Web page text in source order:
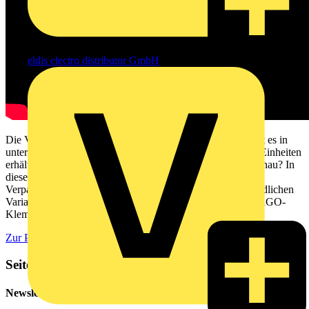
eldis electro distributor GmbH
Die Verbindungsdosenklemme mit Hebel der Serie 221 gibt es in
unterschiedlichen Verpackungseinheiten. Aber in welchen Einheiten
erhält man die beliebten WAGOKlemmen der Serie 221 genau? In
diesem Video zeigen wir euch die Einheiten der Standard-
Verpackung. Wir zeigen euch aber auch, welche unterschiedlichen
Varianten der L-BOXXEN es von WAGO gibt, die die WAGO-
Klemmen der Serie 221 enthalten.
Zur Playlist
Seitenleiste
Newsletter